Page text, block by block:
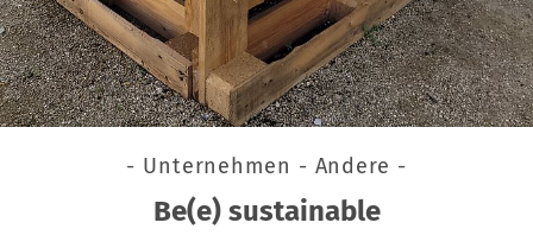
- Unternehmen - Andere -
Be(e) sustainable